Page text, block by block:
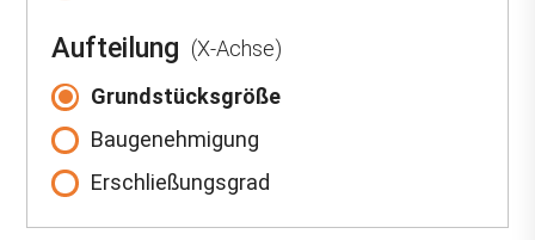
Aufteilung (X-Achse)
Grundstücksgröße
Baugenehmigung
Erschließungsgrad